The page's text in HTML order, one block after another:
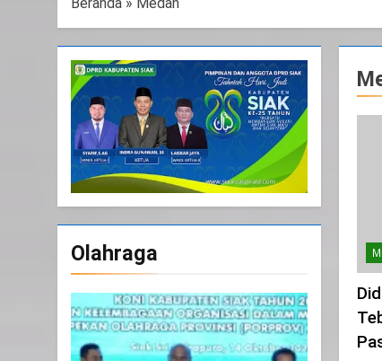
Beranda » Medan
Olahraga